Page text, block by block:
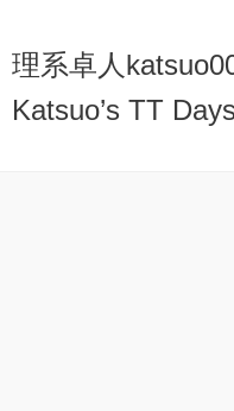
理系卓人
Katsuo’s TT Days